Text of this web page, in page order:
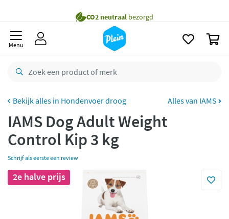
besteld,
Gratisretourneren
Betaal met Klarna
Menu
Hondenvoer droog Alles van IAMS
IAMS Dog Adult Weight
Control Kip 3 kg
Schrijf als eerste een review
2e halve prijs